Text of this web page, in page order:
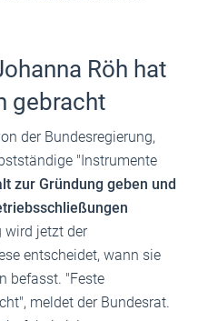
Röh hat
gebracht
der Bundesregierung,
"Instrumente
zur Gründung geben und
wird jetzt der
entscheidet, wann sie
befasst. "Feste
meldet der Bundesrat.